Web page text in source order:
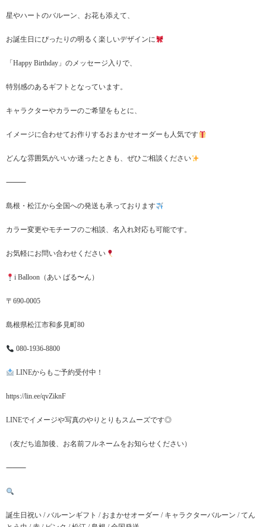
星やハートのバルーン、お花も添えて、
お誕生日にぴったりの明るく楽しいデザインに
「Happy Birthday」のメッセージ入りで、
特別感のあるギフトとなっています。
キャラクターやカラーのご希望をもとに、
イメージに合わせてお作りするおまかせオーダーも人気です
どんな雰囲気がいいか迷ったときも、ぜひご相談ください
⸻
島根・松江から全国への発送も承っております
カラー変更やモチーフのご相談、名入れ対応も可能です。
お気軽にお問い合わせください
i Balloon（あい ばる〜ん）
〒690-0005
島根県松江市和多見町80
080-1936-8800
LINEからもご予約受付中！
https://lin.ee/qvZiknF
LINEでイメージや写真のやりとりもスムーズです◎
（友だち追加後、お名前フルネームをお知らせください）
⸻
誕生日祝い / バルーンギフト / おまかせオーダー / キャラクターバルーン / てん